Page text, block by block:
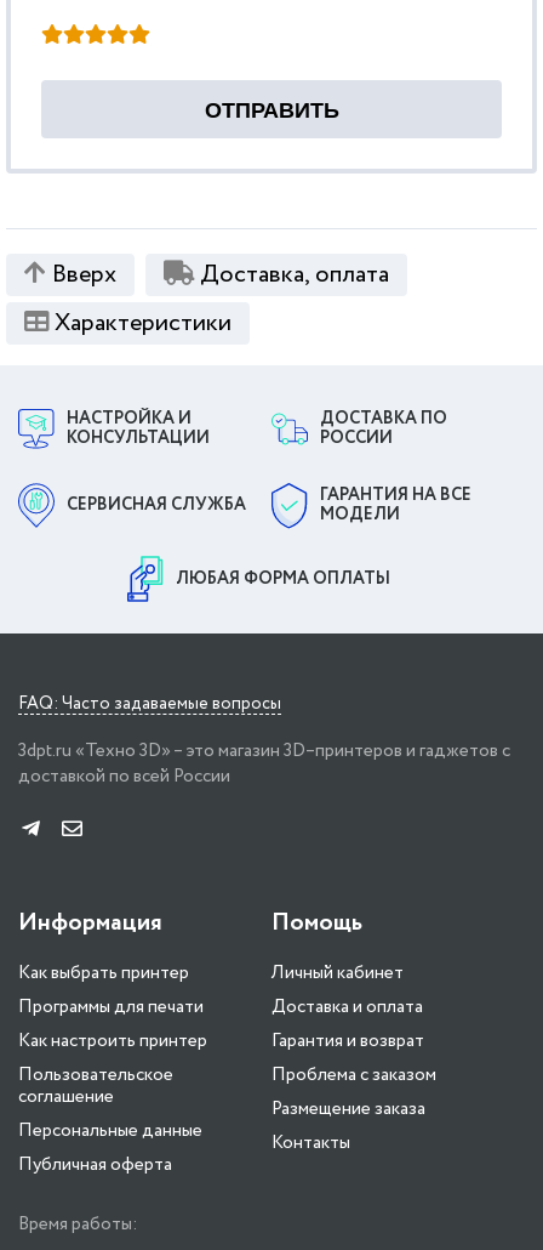
Вверх
Доставка, оплата
Характеристики
НАСТРОЙКА И
КОНСУЛЬТАЦИИ
ДОСТАВКА ПО
РОССИИ
СЕРВИСНАЯ СЛУЖБА
ГАРАНТИЯ НА ВСЕ
МОДЕЛИ
ЛЮБАЯ ФОРМА ОПЛАТЫ
FAQ: Часто задаваемые вопросы
3dpt.ru «Техно 3D» – это магазин 3D–принтеров и гаджетов с
доставкой по всей России
Информация
Как выбрать принтер
Программы для печати
Как настроить принтер
Пользовательское
соглашение
Персональные данные
Публичная оферта
Помощь
Личный кабинет
Доставка и оплата
Гарантия и возврат
Проблема с заказом
Размещение заказа
Контакты
Время работы: